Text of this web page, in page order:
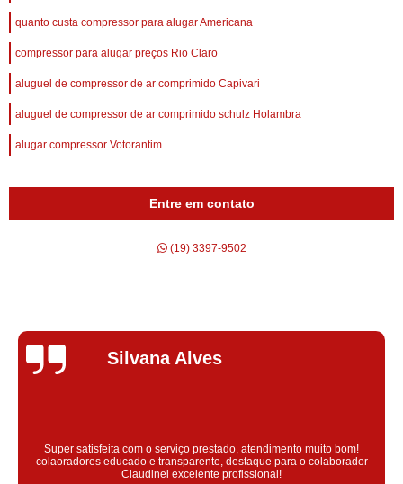
quanto custa compressor para alugar Americana
compressor para alugar preços Rio Claro
aluguel de compressor de ar comprimido Capivari
aluguel de compressor de ar comprimido schulz Holambra
alugar compressor Votorantim
Entre em contato
(19) 3397-9502
Silvana Alves
Super satisfeita com o serviço prestado, atendimento muito bom!
colaoradores educado e transparente, destaque para o colaborador
Claudinei excelente profissional!